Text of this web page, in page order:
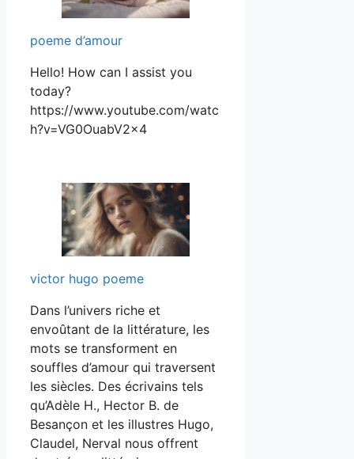
poeme d’amour
Hello! How can I assist you
today?
https://www.youtube.com/watc
h?v=VG0OuabV2x4
victor hugo poeme
Dans l’univers riche et
envoûtant de la littérature, les
mots se transforment en
souffles d’amour qui traversent
les siècles. Des écrivains tels
qu’Adèle H., Hector B. de
Besançon et les illustres Hugo,
Claudel, Nerval nous offrent